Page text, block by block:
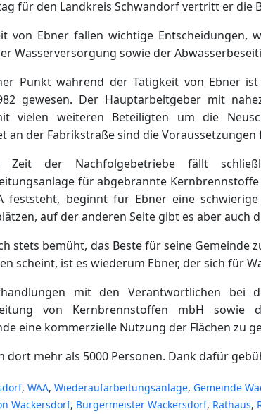
für den Landkreis Schwandorf vertritt er die
von Ebner fallen wichtige Entscheidungen,
Wasserversorgung sowie der
Punkt während der Tätigkeit von Ebner
gewesen. Der Hauptarbeitgeber mit
vielen weiteren Beteiligten um die
an der Fabrikstraße sind die
der Nachfolgebetriebe fällt
für abgebrannte
feststeht, beginnt für Ebner eine
auf der anderen Seite gibt es aber auch
stets bemüht, das Beste für seine Gemeinde
scheint, ist es wiederum Ebner, der sich für
mit den Verantwortlichen bei
von Kernbrennstoffen mbH
eine kommerzielle Nutzung der Flächen zu
dort mehr als 5000 Personen. Dank dafür
, WAA, Wiederaufarbeitungsanlage, Gemeinde
Wackersdorf, Bürgermeister Wackersdorf, Rathaus,